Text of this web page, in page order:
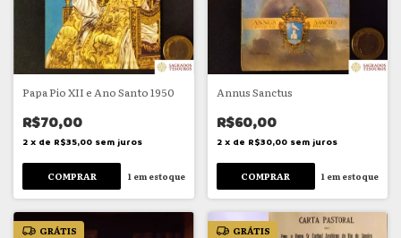
Papa Pio XII e Ano Santo 1950
R$70,00
2 x de R$35,00 sem juros
1em estoque
Annus Sanctus
R$60,00
2 x de R$30,00 sem juros
1 em estoque
GRÁTIS GRÁTIS